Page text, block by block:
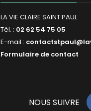
LA VIE CLAIRE SAINT PAUL
Tél. : 02 62 54 75 05
E-mail :
Formulaire de contact
NOUS SUIVRE